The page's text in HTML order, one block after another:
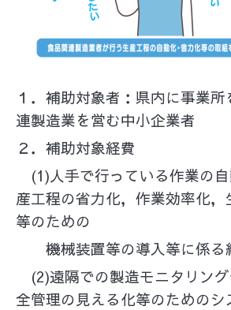
１．補助対象者：県内に事業
連製造業を営む中小企業者
２．補助対象経費
(1)人手で行っている作業の
産工程の省力化，作業効率化，
等のための
機械装置等の導入等に係る
(2)遠隔での製造モニタリン
全管理の見える化等のためのシ